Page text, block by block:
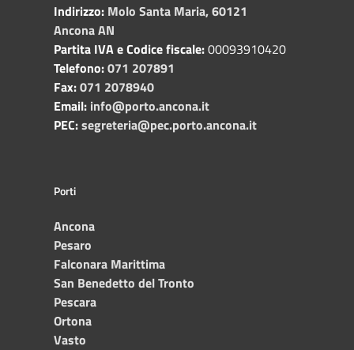
Indirizzo: Molo Santa Maria, 60121
Ancona AN
Partita IVA e Codice fiscale:00093910420
Telefono:071 207891
Fax:071 2078940
Email: info@porto.ancona.it
PEC:segreteria@pec.porto.ancona.it
Porti
Ancona
Pesaro
Falconara Marittima
San Benedetto del Tronto
Pescara
Ortona
Vasto